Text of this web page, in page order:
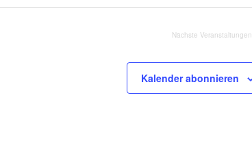
Nächste Veranstaltungen
Kalender abonnieren